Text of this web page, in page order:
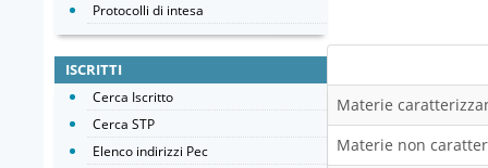
Materie
Materie non
Protocolli di intesa
ISCRITTI
Cerca Iscritto
Cerca STP
Elenco indirizzi Pec